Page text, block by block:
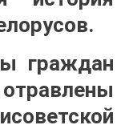
граждан